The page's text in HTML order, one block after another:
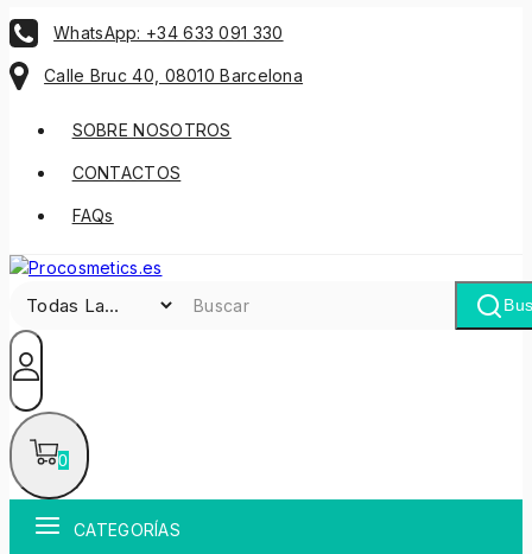
WhatsApp: +34 633 091 330
Calle Bruc 40, 08010 Barcelona
SOBRE NOSOTROS
CONTACTOS
FAQs
0
CATEGORÍAS